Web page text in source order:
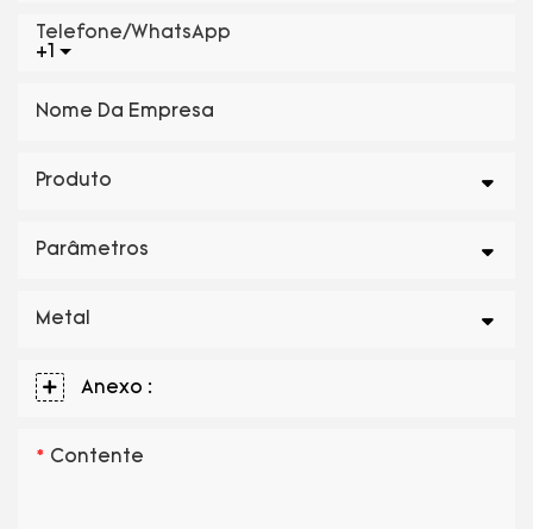
+1
Telefone/WhatsApp
Nome Da Empresa
Produto
Parâmetros
Metal
Anexo :
Contente